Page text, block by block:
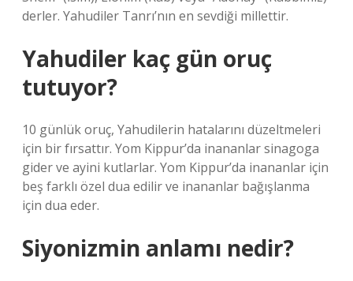
derler. Yahudiler Tanrı’nın en sevdiği millettir.
Yahudiler kaç gün oruç
tutuyor?
10 günlük oruç, Yahudilerin hatalarını düzeltmeleri
için bir fırsattır. Yom Kippur’da inananlar sinagoga
gider ve ayini kutlarlar. Yom Kippur’da inananlar için
beş farklı özel dua edilir ve inananlar bağışlanma
için dua eder.
Siyonizmin anlamı nedir?